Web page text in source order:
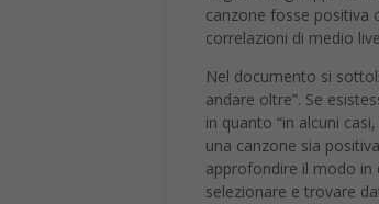
canzone fosse positiva
correlazioni di medio
Nel documento si
andare oltre”. Se
in quanto “in alcuni
una canzone sia
approfondire il modo in
selezionare e trovare